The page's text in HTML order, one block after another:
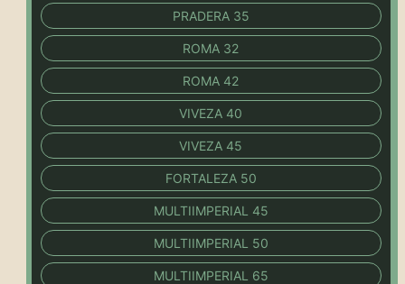
PRADERA 35
ROMA 32
ROMA 42
VIVEZA 40
VIVEZA 45
FORTALEZA 50
MULTIIMPERIAL 45
MULTIIMPERIAL 50
MULTIIMPERIAL 65